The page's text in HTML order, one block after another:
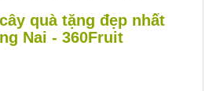
quà tặng đẹp nhất
Nai - 360Fruit